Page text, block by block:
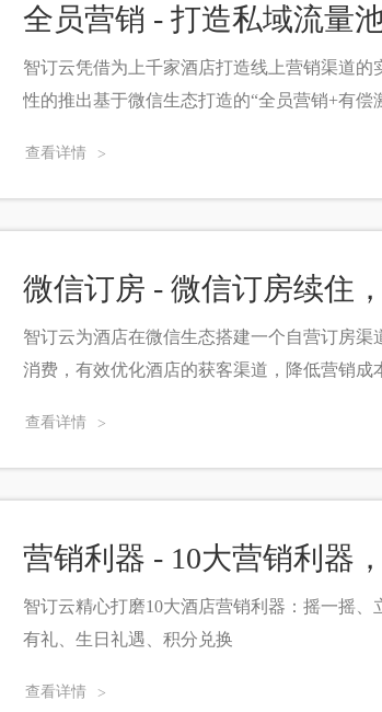
全员营销 - 打造私域流量
智订云凭借为上千家酒店打造线上营销渠道
性的推出基于微信生态打造的“全员营销+有偿
查看详情 >
微信订房 - 微信订房续住
智订云为酒店在微信生态搭建一个自营订房
消费，有效优化酒店的获客渠道，降低营销成
查看详情 >
营销利器 - 10大营销利器
智订云精心打磨10大酒店营销利器：摇一摇
有礼、生日礼遇、积分兑换
查看详情 >